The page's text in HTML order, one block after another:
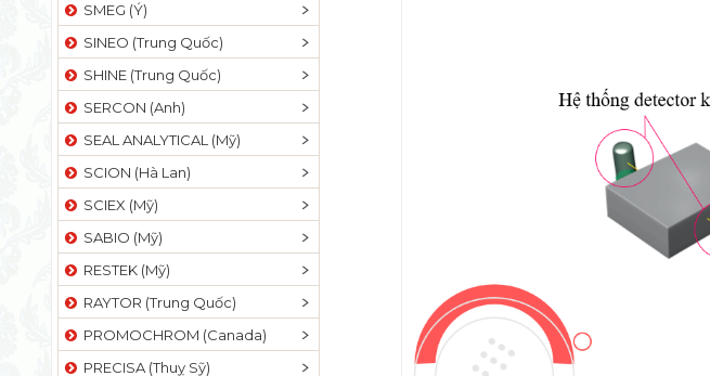
SMEG (Ý)
SINEO (Trung Quốc)
SHINE (Trung Quốc)
SERCON (Anh)
SEAL ANALYTICAL (Mỹ)
SCION (Hà Lan)
SCIEX (Mỹ)
SABIO (Mỹ)
RESTEK (Mỹ)
RAYTOR (Trung Quốc)
PROMOCHROM (Canada)
PRECISA (Thuỵ Sỹ)